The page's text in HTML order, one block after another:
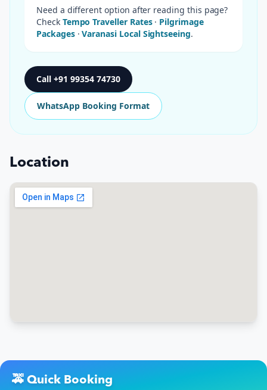
Need a different option after reading this page?
Check Tempo Traveller Rates· Pilgrimage
Packages·Varanasi Local Sightseeing.
Call +91 99354 74730
WhatsApp Booking Format
Location
🚕 Quick Booking